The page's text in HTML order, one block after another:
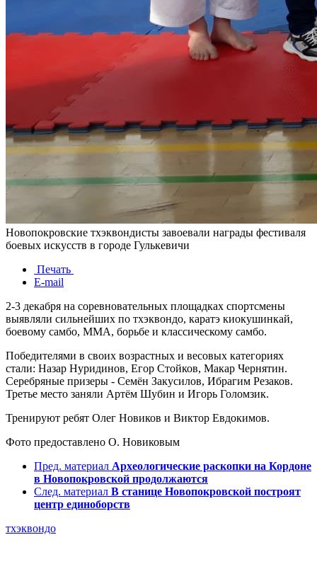
Новопокровские тхэквондисты завоевали награды фестиваля
боевых искусств в городе Гулькевичи
Печать
E-mail
2-3 декабря на соревновательных площадках спортсмены
выявляли сильнейших по тхэквондо, каратэ киокушинкай,
боевому самбо, ММА, борьбе и классическому самбо.
Победителями в своих возрастных и весовых категориях
стали: Назар Нуридинов, Егор Стойков, Макар Чернятин.
Серебряные призеры - Семён Закусилов, Ибрагим Резаков.
Третье место заняли Артём Шубин и Игорь Голомзик.
Тренируют ребят Олег Новиков и Виктор Евдокимов.
Фото предоставлено О. Новиковым
Пред. материал Археологические раскопки на Кордоне
в Новопокровской продолжаются
След. материал В станице Новопокровской построят
центр единоборств
тхэквондо